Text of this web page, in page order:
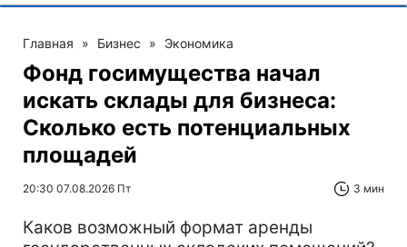
Главная » Бизнес » Экономика
Фонд госимущества начал
искать склады для бизнеса:
Сколько есть потенциальных
площадей
20:30 07.08.2026 Пт 3 мин
Каков возможный формат аренды